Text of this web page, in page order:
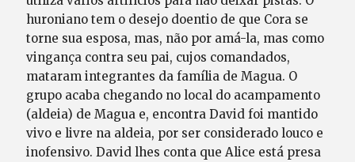
huroniano tem o desejo doentio de que Cora se
torne sua esposa, mas, não por amá-la, mas como
vingança contra seu pai, cujos comandados,
mataram integrantes da família de Magua. O
grupo acaba chegando no local do acampamento
(aldeia) de Magua e, encontra David foi mantido
vivo e livre na aldeia, por ser considerado louco e
inofensivo. David lhes conta que Alice está presa